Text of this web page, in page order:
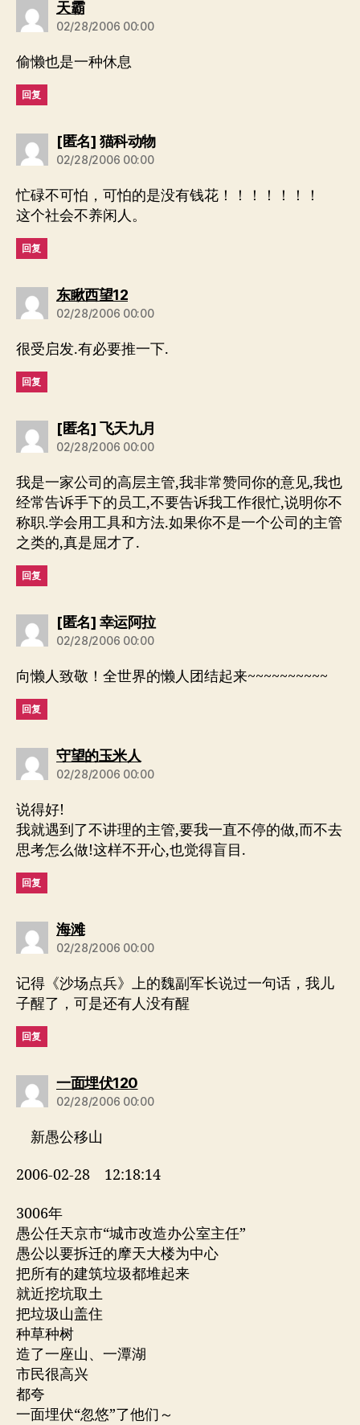
天霸说：
02/28/2006 00:00
偷懒也是一种休息
回复
[匿名] 猫科动物说：
02/28/2006 00:00
忙碌不可怕，可怕的是没有钱花！！！！！！！
这个社会不养闲人。
回复
东瞅西望12说：
02/28/2006 00:00
很受启发.有必要推一下.
回复
[匿名] 飞天九月
02/28/2006 00:00
我是一家公司的高层主管,我非常赞同你的意见,我也
经常告诉手下的员工,不要告诉我工作很忙,说明你不
称职.学会用工具和方法.如果你不是一个公司的主管
之类的,真是屈才了.
回复
[匿名] 幸运阿拉说：
02/28/2006 00:00
向懒人致敬！全世界的懒人团结起来~~~~~~~~~~
回复
守望的玉米人
02/28/2006 00:00
说得好!
我就遇到了不讲理的主管,要我一直不停的做,而不去
思考怎么做!这样不开心,也觉得盲目.
回复
海滩说：
02/28/2006 00:00
记得《沙场点兵》上的魏副军长说过一句话，我儿
子醒了，可是还有人没有醒
回复
一面埋伏120说：
02/28/2006 00:00
新愚公移山
2006-02-28 12:18:14
3006年
愚公任天京市“城市改造办公室主任”
愚公以要拆迁的摩天大楼为中心
把所有的建筑垃圾都堆起来
就近挖坑取土
把垃圾山盖住
种草种树
造了一座山、一潭湖
市民很高兴
都夸
一面埋伏“忽悠”了他们～